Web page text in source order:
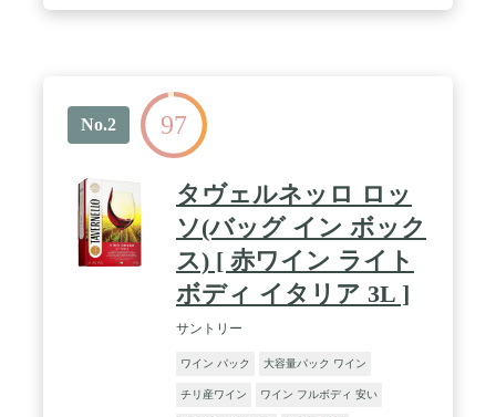
No.2 97
タヴェルネッロ ロッ
ソ(バッグ イン ボック
ス) [ 赤ワイン ライト
ボディ イタリア 3L ]
サントリー
ワイン パック 大容量パック ワイン
チリ産ワイン ワイン フルボディ 安い